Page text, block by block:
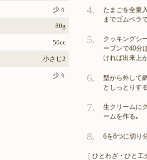
少々
80g
50cc
小さじ2
少々
4.
たまごを全量
までゴムベラ
5.
クッキングシ
ーブンで40分
ければ出来上
6.
型から外して
としっとりす
7.
生クリームに
ームを作る｡
8. 6を8つに切り
[ ひとわざ・ひと工